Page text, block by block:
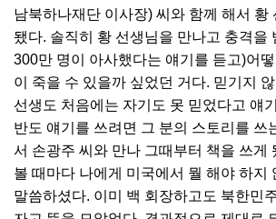
남북하나재단 이사장) 씨와 함께 해서 황
됐다. 솔직히 황 선생님을 만나고 충격을
300만 명이 아사했다는 얘기를 듣고)어
이 죽을 수 있을까 싶었던 거다. 믿기지
선생도 처음에는 자기도 못 믿었다고 얘
반도 얘기를 쓰려면 그 분의 스토리를 쓰
서 손광주 씨와 만나 그때부터 책을 쓰게
볼 때마다 나에게 미국에서 뭘 해야 하지
말씀하셨다. 이미 백 회장하고도 북한민